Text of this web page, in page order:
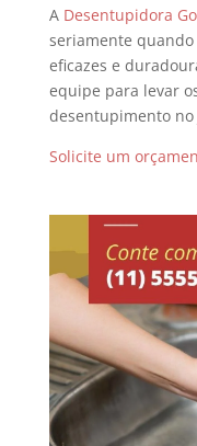
A Desentupidora
seriamente
eficazes e
equipe para levar
desentupimento no
Solicite um